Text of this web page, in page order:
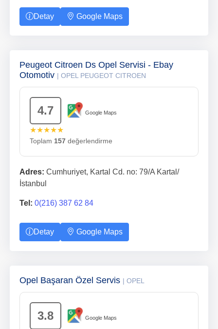
Detay Google Maps
Peugeot Citroen Ds Opel Servisi - Ebay
Otomotiv | OPEL PEUGEOT CITROEN
4.7 Google Maps
★★★★★
Toplam 157 değerlendirme
Adres: Cumhuriyet, Kartal Cd. no: 79/A Kartal/
İstanbul
Tel: 0(216) 387 62 84
Detay Google Maps
Opel Başaran Özel Servis | OPEL
3.8 Google Maps